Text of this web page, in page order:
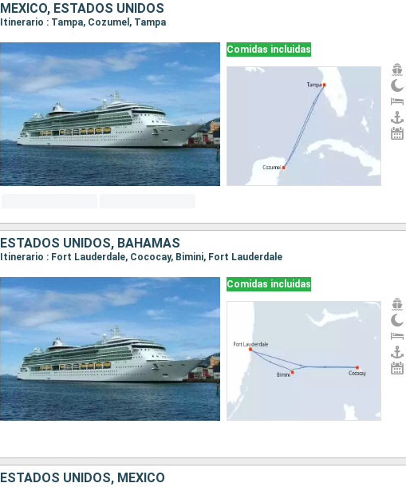
MÉXICO, ESTADOS UNIDOS
Itinerario : Tampa, Cozumel, Tampa
Comidas incluidas
ESTADOS UNIDOS, BAHAMAS
Itinerario : Fort Lauderdale, Cococay, Bimini, Fort Lauderdale
Comidas incluidas
ESTADOS UNIDOS, MÉXICO